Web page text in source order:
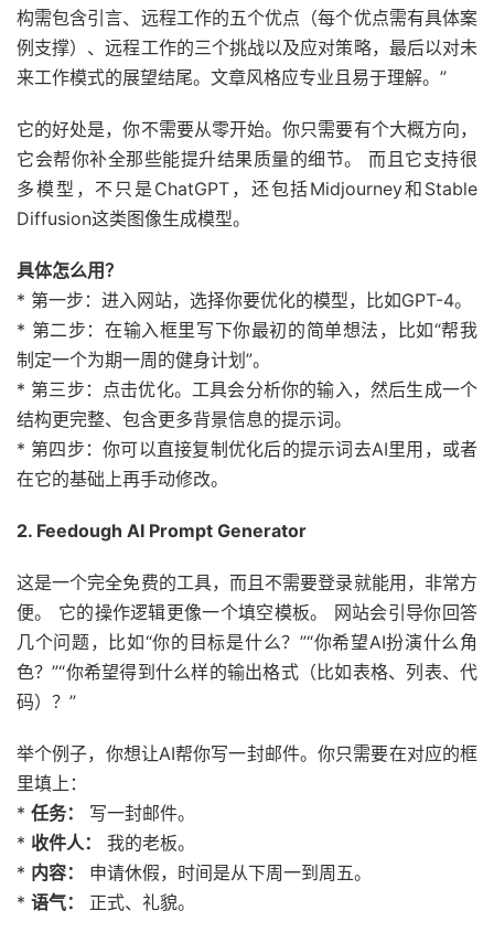
构需包含引言、远程工作的五个优点（每个优点需有具体案
例支撑）、远程工作的三个挑战以及应对策略，最后以对未
来工作模式的展望结尾。文章风格应专业且易于理解。”
它的好处是，你不需要从零开始。你只需要有个大概方向，
它会帮你补全那些能提升结果质量的细节。 而且它支持很
多模型，不只是ChatGPT，还包括Midjourney和Stable
Diffusion这类图像生成模型。
具体怎么用？
* 第一步：进入网站，选择你要优化的模型，比如GPT-4。
* 第二步：在输入框里写下你最初的简单想法，比如“帮我
制定一个为期一周的健身计划”。
* 第三步：点击优化。工具会分析你的输入，然后生成一个
结构更完整、包含更多背景信息的提示词。
* 第四步：你可以直接复制优化后的提示词去AI里用，或者
在它的基础上再手动修改。
2. Feedough AI Prompt Generator
这是一个完全免费的工具，而且不需要登录就能用，非常方
便。 它的操作逻辑更像一个填空模板。 网站会引导你回答
几个问题，比如“你的目标是什么？”“你希望AI扮演什么角
色？”“你希望得到什么样的输出格式（比如表格、列表、代
码）？”
举个例子，你想让AI帮你写一封邮件。你只需要在对应的框
里填上：
* 任务：
写一封邮件。
* 收件人：
我的老板。
* 内容：
申请休假，时间是从下周一到周五。
* 语气： 正式、礼貌。